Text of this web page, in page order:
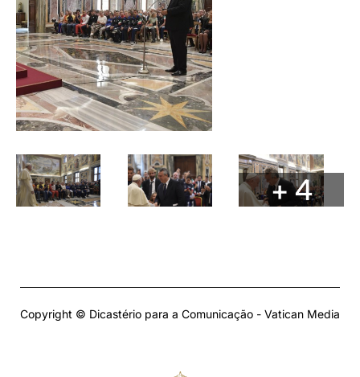
+ 4
Copyright © Dicastério para a Comunicação - Vatican Media